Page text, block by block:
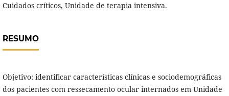
Cuidados críticos, Unidade de terapia intensiva.
RESUMO
Objetivo: identificar características clínicas e sociodemográficas
dos pacientes com ressecamento ocular internados em Unidade